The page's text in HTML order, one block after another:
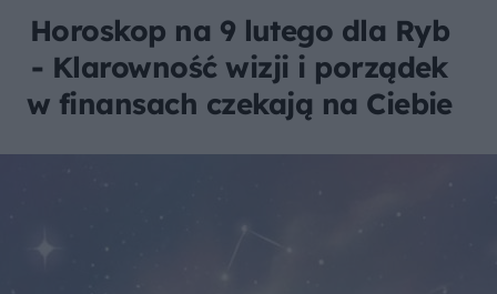
Horoskop na 9 lutego dla Ryb
- Klarowność wizji i porządek
w finansach czekają na Ciebie